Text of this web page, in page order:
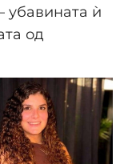
убавината ѝ
од